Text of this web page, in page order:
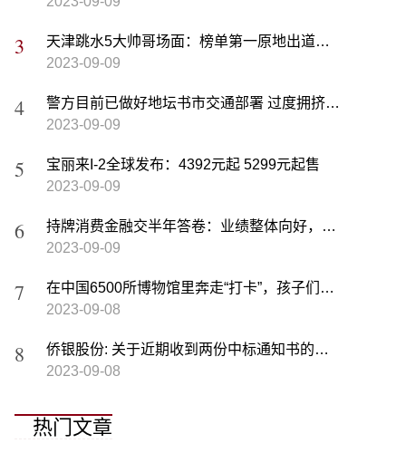
天津跳水5大帅哥场面：榜单第一原地出道，奥运冠军也在其列
2023-09-09
警方目前已做好地坛书市交通部署 过度拥挤时书市外围将临时管控
2023-09-09
宝丽来I-2全球发布：4392元起 5299元起售
2023-09-09
持牌消费金融交半年答卷：业绩整体向好，马太效应加剧 | 上市公司半年报大解读
2023-09-09
在中国6500所博物馆里奔走“打卡”，孩子们真的懂了吗？
2023-09-08
侨银股份: 关于近期收到两份中标通知书的公告
2023-09-08
热门文章